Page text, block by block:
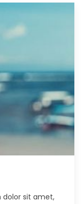
dolor sit amet,